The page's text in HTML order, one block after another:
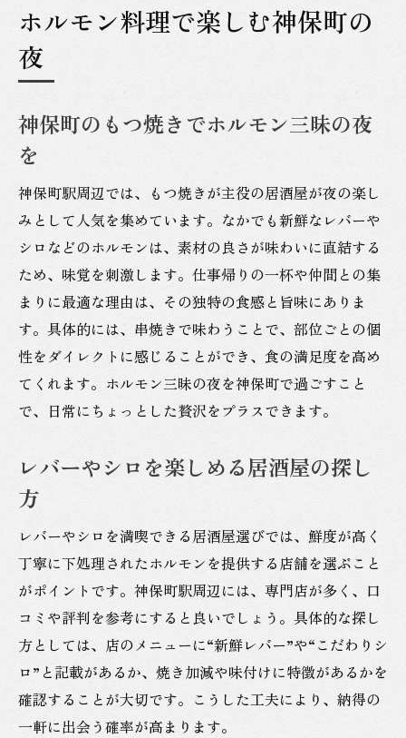
ホルモン料理で楽しむ神保町の
夜
神保町のもつ焼きでホルモン三昧の夜
を
神保町駅周辺では、もつ焼きが主役の居酒屋が夜の楽し
みとして人気を集めています。なかでも新鮮なレバーや
シロなどのホルモンは、素材の良さが味わいに直結する
ため、味覚を刺激します。仕事帰りの一杯や仲間との集
まりに最適な理由は、その独特の食感と旨味にありま
す。具体的には、串焼きで味わうことで、部位ごとの個
性をダイレクトに感じることができ、食の満足度を高め
てくれます。ホルモン三昧の夜を神保町で過ごすこと
で、日常にちょっとした贅沢をプラスできます。
レバーやシロを楽しめる居酒屋の探し
方
レバーやシロを満喫できる居酒屋選びでは、鮮度が高く
丁寧に下処理されたホルモンを提供する店舗を選ぶこと
がポイントです。神保町駅周辺には、専門店が多く、口
コミや評判を参考にすると良いでしょう。具体的な探し
方としては、店のメニューに“新鮮レバー”や“こだわりシ
ロ”と記載があるか、焼き加減や味付けに特徴があるかを
確認することが大切です。こうした工夫により、納得の
一軒に出会う確率が高まります。